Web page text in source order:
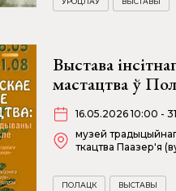
Выстава
мастацтва ў
16.05.2026 10:00 -
музей
ткацтва Паазер'я
ПОЛАЦК ВЫСТАВЫ